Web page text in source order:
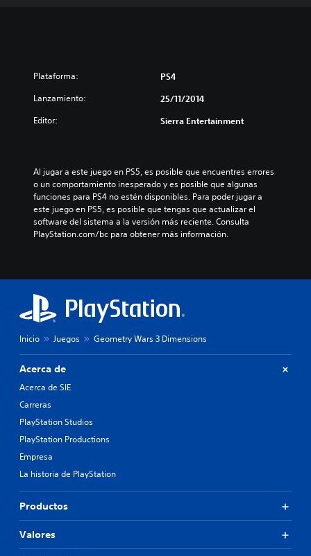
Plataforma: PS4
Lanzamiento: 25/11/2014
Editor: Sierra Entertainment
Al jugar a este juego en PS5, es posible que encuentres errores
o un comportamiento inesperado y es posible que algunas
funciones para PS4 no estén disponibles. Para poder jugar a
este juego en PS5, es posible que tengas que actualizar el
software del sistema a la versión más reciente. Consulta
PlayStation.com/bc para obtener más información.
Inicio Juegos Geometry Wars 3 Dimensions
Acerca de
Acerca de SIE
Carreras
PlayStation Studios
PlayStation Productions
Empresa
La historia de PlayStation
Productos
Valores